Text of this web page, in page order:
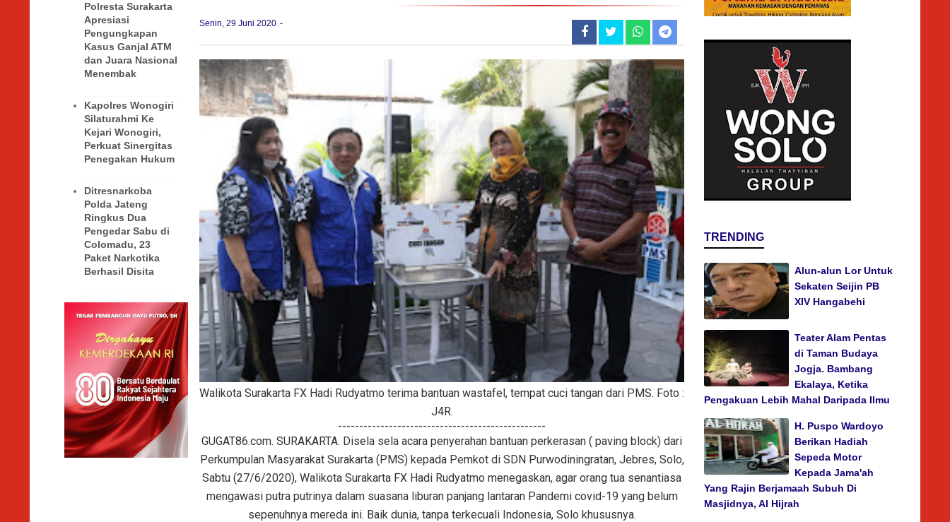
Polresta Surakarta
Apresiasi
Pengungkapan
Kasus Ganjal ATM
dan Juara Nasional
Menembak
Kapolres Wonogiri
Silaturahmi Ke
Kejari Wonogiri,
Perkuat Sinergitas
Penegakan Hukum
Ditresnarkoba
Polda Jateng
Ringkus Dua
Pengedar Sabu di
Colomadu, 23
Paket Narkotika
Berhasil Disita
Senin, 29 Juni 2020
Walikota Surakarta FX Hadi Rudyatmo terima bantuan wastafel, tempat cuci tangan dari PMS. Foto :
J4R.
-------------------------------------------------
GUGAT86.com. SURAKARTA. Disela sela acara penyerahan bantuan perkerasan ( paving block) dari
Perkumpulan Masyarakat Surakarta (PMS) kepada Pemkot di SDN Purwodiningratan, Jebres, Solo,
Sabtu (27/6/2020), Walikota Surakarta FX Hadi Rudyatmo menegaskan, agar orang tua senantiasa
mengawasi putra putrinya dalam suasana liburan panjang lantaran Pandemi covid-19 yang belum
sepenuhnya mereda ini. Baik dunia, tanpa terkecuali Indonesia, Solo khususnya.
TRENDING
Alun-alun Lor Untuk
Sekaten Seijin PB
XIV Hangabehi
Teater Alam Pentas
di Taman Budaya
Jogja. Bambang
Ekalaya, Ketika
Pengakuan Lebih Mahal Daripada Ilmu
H. Puspo Wardoyo
Berikan Hadiah
Sepeda Motor
Kepada Jama'ah
Yang Rajin Berjamaah Subuh Di
Masjidnya, Al Hijrah